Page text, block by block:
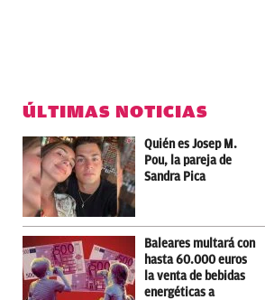
ÚLTIMAS NOTICIAS
Quién es Josep M.
Pou, la pareja de
Sandra Pica
Baleares multará con
hasta 60.000 euros
la venta de bebidas
energéticas a